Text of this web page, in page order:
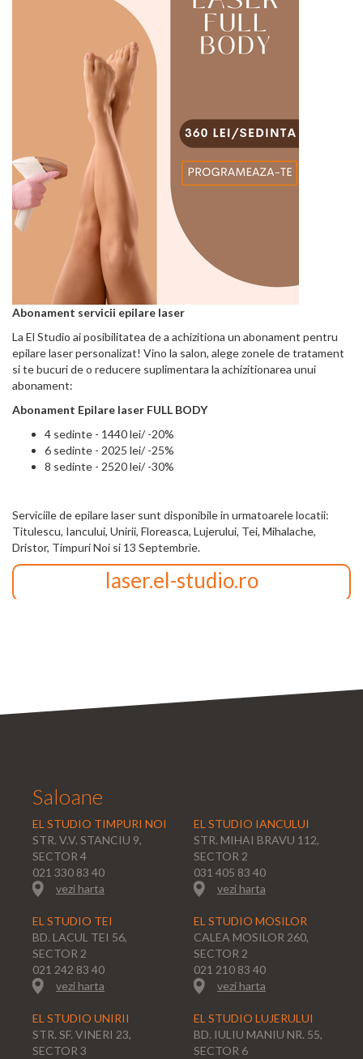
Abonament servicii epilare laser
La El Studio ai posibilitatea de a achizitiona un abonament pentru
epilare laser personalizat! Vino la salon, alege zonele de tratament
si te bucuri de o reducere suplimentara la achizitionarea unui
abonament:
Abonament Epilare laser FULL BODY
4 sedinte - 1440 lei/ -20%
6 sedinte - 2025 lei/ -25%
8 sedinte - 2520 lei/ -30%
Serviciile de epilare laser sunt disponibile in urmatoarele locatii:
Titulescu, Iancului, Unirii, Floreasca, Lujerului, Tei, Mihalache,
Dristor, Timpuri Noi si 13 Septembrie.
laser.el-studio.ro
Saloane
EL STUDIO TIMPURI NOI
STR. V.V. STANCIU 9,
SECTOR 4
021 330 83 40
vezi harta
EL STUDIO IANCULUI
STR. MIHAI BRAVU 112,
SECTOR 2
031 405 83 40
vezi harta
EL STUDIO TEI
BD. LACUL TEI 56,
SECTOR 2
021 242 83 40
vezi harta
EL STUDIO MOSILOR
CALEA MOSILOR 260,
SECTOR 2
021 210 83 40
vezi harta
EL STUDIO UNIRII
STR. SF. VINERI 23,
SECTOR 3
EL STUDIO LUJERULUI
BD. IULIU MANIU NR. 55,
SECTOR 6